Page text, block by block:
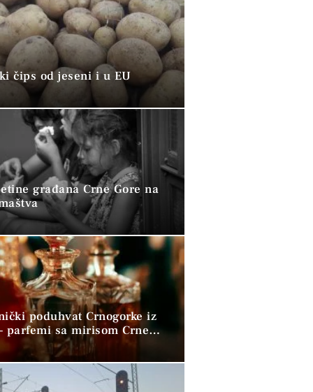
čips od jeseni i u EU
građana Crne Gore na
poduhvat Crnogorke iz
parfemi sa mirisom Crne
svijet